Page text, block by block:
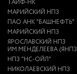
ТАИФ-НК
МАРИЙСКИЙ НПЗ
ПАО АНК "БАШНЕФТЬ"
МАРИЙСКИЙ НПЗ
ЯРОСЛАВСКИЙ НПЗ
ИМ.МЕНДЕЛЕЕВА
НПЗ "НС-ОЙЛ"
НИКОЛАЕВСКИЙ НПЗ